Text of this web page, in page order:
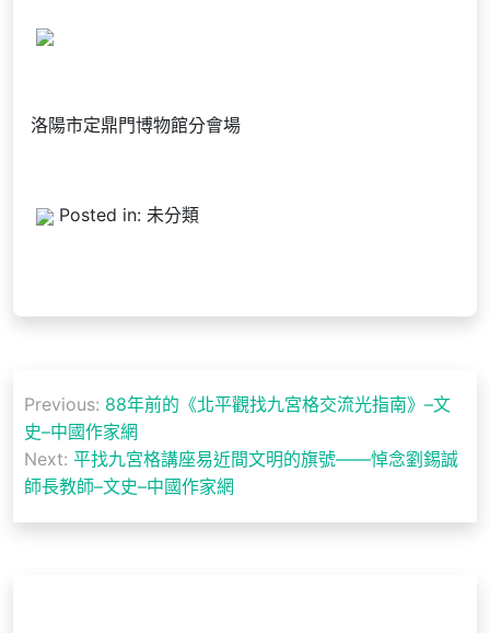
洛陽市定鼎門博物館分會場
Posted in: 未分類
章
導
覽
Previous: 88年前的《北平觀找九宮格交流光指南》–文
史–中國作家網
Next: 平找九宮格講座易近間文明的旗號——悼念劉錫誠
師長教師–文史–中國作家網